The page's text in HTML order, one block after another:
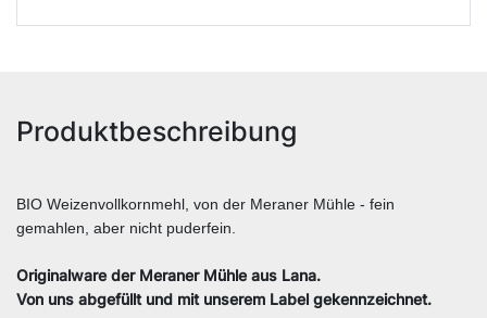
Produktbeschreibung
BIO Weizenvollkornmehl, von der Meraner Mühle - fein
gemahlen, aber nicht puderfein.
Originalware der Meraner Mühle aus Lana.
Von uns abgefüllt und mit unserem Label gekennzeichnet.